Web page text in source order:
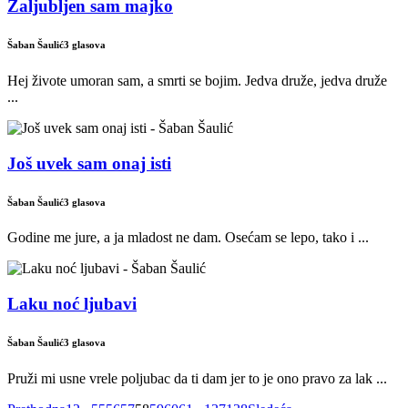
Zaljubljen sam majko
Šaban Šaulić3 glasova
Hej živote umoran sam, a smrti se bojim. Jedva druže, jedva druže
...
Još uvek sam onaj isti
Šaban Šaulić3 glasova
Godine me jure, a ja mladost ne dam. Osećam se lepo, tako i ...
Laku noć ljubavi
Šaban Šaulić3 glasova
Pruži mi usne vrele poljubac da ti dam jer to je ono pravo za lak ...